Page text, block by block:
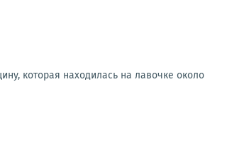
которая находилась на лавочке около